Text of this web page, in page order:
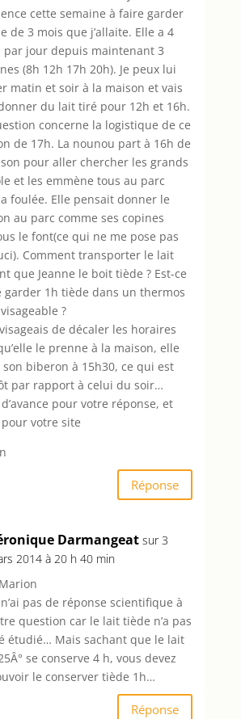
cette semaine à faire garder
de 3 mois que j’allaite. Elle a 4
par jour depuis maintenant 3
(8h 12h 17h 20h). Je peux lui
matin et soir à la maison et vais
du lait tiré pour 12h et 16h.
concerne la logistique de ce
de 17h. La nounou part à 16h de
pour aller chercher les grands
et les emmène tous au parc
foulée. Elle pensait donner le
au parc comme ses copines
le font(ce qui ne me pose pas
Comment transporter le lait
que Jeanne le boit tiède ? Est-ce
garder 1h tiède dans un thermos
?
de décaler les horaires
le prenne à la maison, elle
biberon à 15h30, ce qui est
par rapport à celui du soir…
pour votre réponse, et
votre site
Réponse
Darmangeat sur 3
2014 à 20 h 40 min
n’ai pas de réponse scientifique à
question car le lait tiède n’a pas
étudié… Mais sachant que le lait
se conserve 4 h, vous devez
le conserver tiède 1h…
Réponse